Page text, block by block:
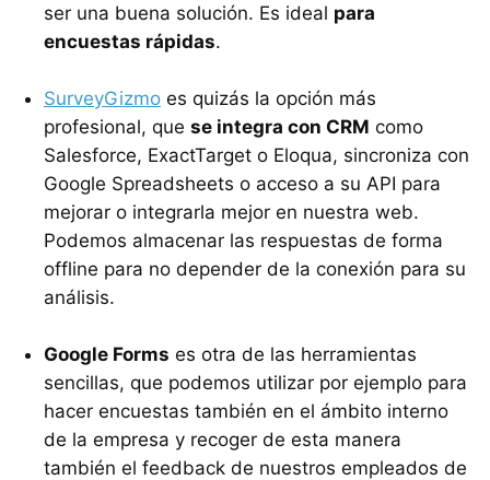
ser una buena solución. Es ideal para
encuestas rápidas.
SurveyGizmo es quizás la opción más
profesional, que se integra con CRM como
Salesforce, ExactTarget o Eloqua, sincroniza con
Google Spreadsheets o acceso a su API para
mejorar o integrarla mejor en nuestra web.
Podemos almacenar las respuestas de forma
offline para no depender de la conexión para su
análisis.
Google Forms es otra de las herramientas
sencillas, que podemos utilizar por ejemplo para
hacer encuestas también en el ámbito interno
de la empresa y recoger de esta manera
también el feedback de nuestros empleados de